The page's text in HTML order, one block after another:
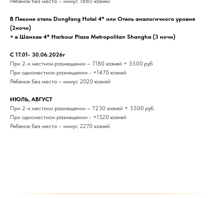
В Пекине отель Dongfang Hotel 4* или Отель аналогичного уровня
(2ночи)
+ в Шанхае 4* Harbour Plaza Metropolitan Shangha (3 ночи)
C 17.01- 30.06.2026г
При 2-х местном размещении – 7180 юаней + 5500 руб
При одноместном размещении - +1470 юаней
Ребенок без места – минус 2020 юаней
ИЮЛЬ, АВГУСТ
При 2-х местном размещении – 7230 юаней + 5500 руб
При одноместном размещении - +1520 юаней
Ребенок без места – минус 2270 юаней